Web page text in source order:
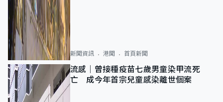
新聞資訊 港聞 首頁新聞
流感｜曾接種疫苗七歲男童染甲流死
亡 成今年首宗兒童感染離世個案